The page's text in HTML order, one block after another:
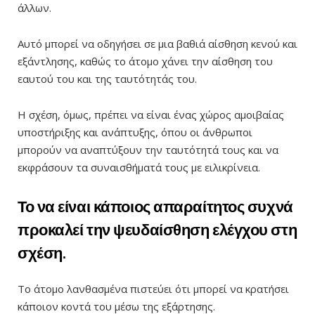
άλλων.
Αυτό μπορεί να οδηγήσει σε μια βαθιά αίσθηση κενού και
εξάντλησης, καθώς το άτομο χάνει την αίσθηση του
εαυτού του και της ταυτότητάς του.
Η σχέση, όμως, πρέπει να είναι ένας χώρος αμοιβαίας
υποστήριξης και ανάπτυξης, όπου οι άνθρωποι
μπορούν να αναπτύξουν την ταυτότητά τους και να
εκφράσουν τα συναισθήματά τους με ειλικρίνεια.
Το να είναι κάποιος απαραίτητος συχνά
προκαλεί την ψευδαίσθηση ελέγχου στη
σχέση.
Το άτομο λανθασμένα πιστεύει ότι μπορεί να κρατήσει
κάποιον κοντά του μέσω της εξάρτησης.